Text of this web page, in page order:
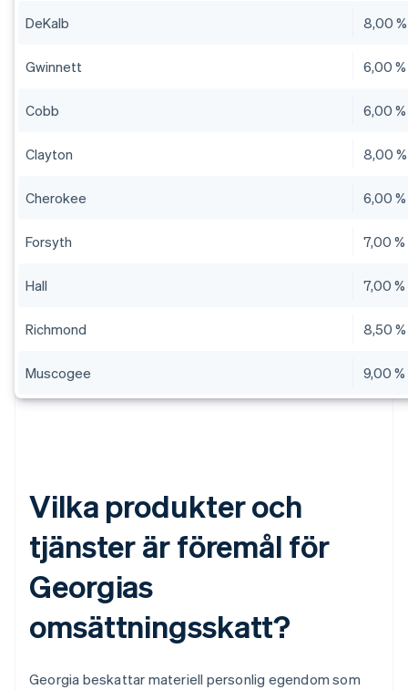
DeKalb 8,00 %
Gwinnett 6,00 %
Cobb 6,00 %
Clayton 8,00 %
Cherokee 6,00 %
Forsyth 7,00 %
Hall 7,00 %
Richmond 8,50 %
Muscogee 9,00 %
Vilka produkter och
tjänster är föremål för
Georgias
omsättningsskatt?
Georgia beskattar materiell personlig egendom som